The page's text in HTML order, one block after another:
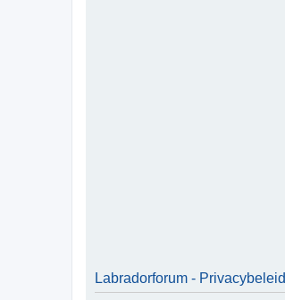
Labradorforum - Privacybeleid